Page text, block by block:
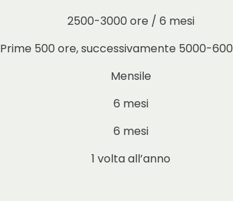
2500-3000 ore / 6 mesi
Prime 500 ore, successivamente 5000-
Mensile
6 mesi
6 mesi
1 volta all’anno